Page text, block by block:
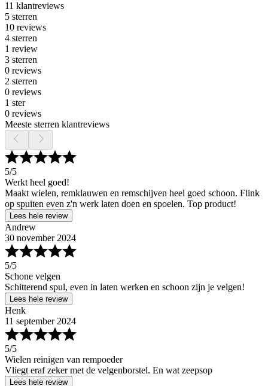
11 klantreviews
5 sterren
10 reviews
4 sterren
1 review
3 sterren
0 reviews
2 sterren
0 reviews
1 ster
0 reviews
Meeste sterren klantreviews
5/5
Werkt heel goed!
Maakt wielen, remklauwen en remschijven heel goed schoon. Flink
op spuiten even z'n werk laten doen en spoelen. Top product!
Lees hele review
Andrew
30 november 2024
5/5
Schone velgen
Schitterend spul, even in laten werken en schoon zijn je velgen!
Lees hele review
Henk
11 september 2024
5/5
Wielen reinigen van rempoeder
Vliegt eraf zeker met de velgenborstel. En wat zeepsop
Lees hele review